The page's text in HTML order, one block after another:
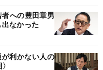
者への豊田章男
なかった
利かない人の